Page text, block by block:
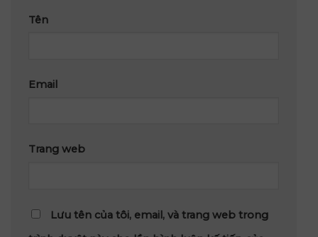
Tên
Email
Trang web
Lưu tên của tôi, email, và trang web trong